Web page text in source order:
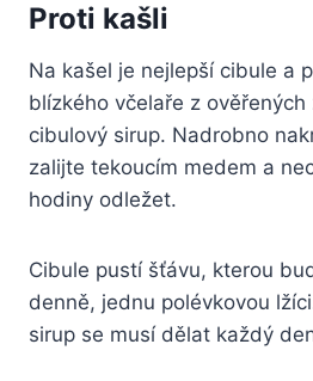
Proti kašli
Na kašel je nejlepší cibule a
blízkého včelaře z
cibulový sirup. Nadrobno
zalijte tekoucím medem a
hodiny odležet.
Cibule pustí šťávu, kterou
denně, jednu polévkovou
sirup se musí dělat každý